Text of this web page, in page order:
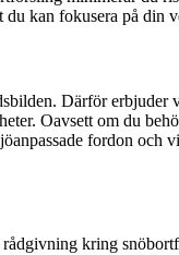
kan fokusera på din
Därför erbjuder
Oavsett om du
fordon och
kring